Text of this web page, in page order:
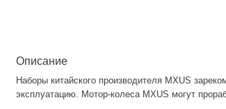
Описание
Наборы китайского производителя MXUS
эксплуатацию. Мотор-колеса MXUS могут